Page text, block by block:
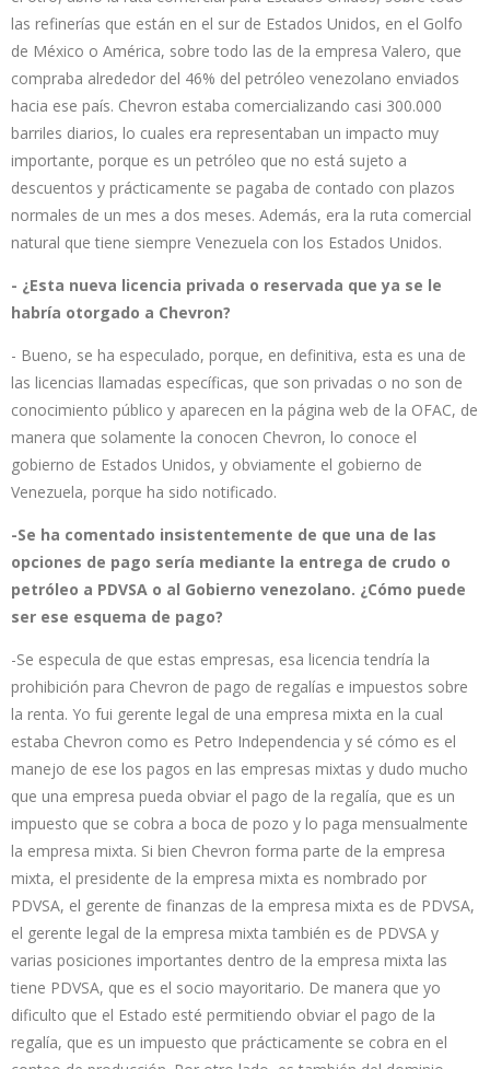
las refinerías que están en el sur de Estados Unidos, en el Golfo
de México o América, sobre todo las de la empresa Valero, que
compraba alrededor del 46% del petróleo venezolano enviados
hacia ese país. Chevron estaba comercializando casi 300.000
barriles diarios, lo cuales era representaban un impacto muy
importante, porque es un petróleo que no está sujeto a
descuentos y prácticamente se pagaba de contado con plazos
normales de un mes a dos meses. Además, era la ruta comercial
natural que tiene siempre Venezuela con los Estados Unidos.
- ¿Esta nueva licencia privada o reservada que ya se le
habría otorgado a Chevron?
- Bueno, se ha especulado, porque, en definitiva, esta es una de
las licencias llamadas específicas, que son privadas o no son de
conocimiento público y aparecen en la página web de la OFAC, de
manera que solamente la conocen Chevron, lo conoce el
gobierno de Estados Unidos, y obviamente el gobierno de
Venezuela, porque ha sido notificado.
-Se ha comentado insistentemente de que una de las
opciones de pago sería mediante la entrega de crudo o
petróleo a PDVSA o al Gobierno venezolano. ¿Cómo puede
ser ese esquema de pago?
-Se especula de que estas empresas, esa licencia tendría la
prohibición para Chevron de pago de regalías e impuestos sobre
la renta. Yo fui gerente legal de una empresa mixta en la cual
estaba Chevron como es Petro Independencia y sé cómo es el
manejo de ese los pagos en las empresas mixtas y dudo mucho
que una empresa pueda obviar el pago de la regalía, que es un
impuesto que se cobra a boca de pozo y lo paga mensualmente
la empresa mixta. Si bien Chevron forma parte de la empresa
mixta, el presidente de la empresa mixta es nombrado por
PDVSA, el gerente de finanzas de la empresa mixta es de PDVSA,
el gerente legal de la empresa mixta también es de PDVSA y
varias posiciones importantes dentro de la empresa mixta las
tiene PDVSA, que es el socio mayoritario. De manera que yo
dificulto que el Estado esté permitiendo obviar el pago de la
regalía, que es un impuesto que prácticamente se cobra en el